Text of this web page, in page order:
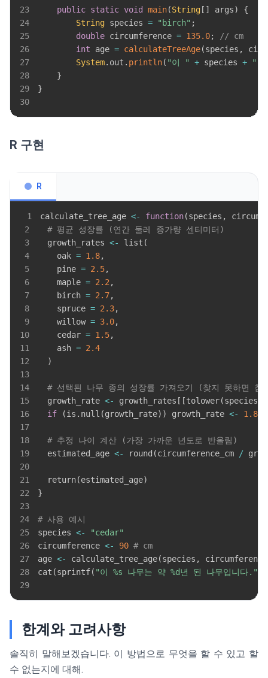
23
public static void main(String[ ] args)
{
24
String species = "birch" ;
25
double circumference = 135.0;
// cm
26
int age = calculateTreeAge(species ,
27
System. out . println( "이 " + species +
"
28
}
29
}
30
R 구현
R
1 calculate_tree_age <- function(species ,
2
# 평균 성장률 (연간 둘레 증가량 센티미터)
3
  growth_rates
<- list (
4
    oak
= 1.8,
5
    pine
= 2.5,
6
    maple
= 2.2 ,
7
    birch
= 2.7,
8
    spruce
= 2.3,
9
    willow
= 3.0,
10
    cedar
= 1.5,
11
    ash
= 2.4
12
)
13
14
# 선택된 나무 종의 성장률 가져오기 (찾지 못하면 참
15
  growth_rate
<- growth_rates [ [tolower(species
16
if (is.null (growth_rate) ) growth_rate <-
1.8
17
18
# 추정 나이 계산 (가장 가까운 년도로 반올림)
19
  estimated_age
<- round (circumference_cm /
20
21
  return
(estimated_age)
22
}
23
24
# 사용 예시
25
species <-
"cedar"
26
circumference <- 90 # cm
27
age <- calculate_tree_age(species , circumference
28
cat (sprintf( "이 %s 나무는 약 %d년 된 나무입니다."
29
한계와 고려사항
솔직히 말해보겠습니다. 이 방법으로 무엇을 할 수 있고 할
수 없는지에 대해.